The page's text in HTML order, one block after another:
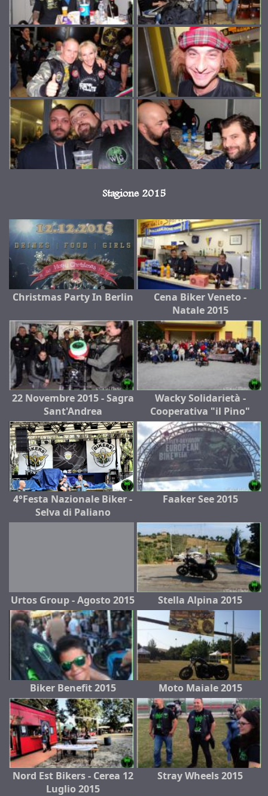
Stagione 2015
Christmas Party In Berlin
Cena Biker Veneto -
Natale 2015
22 Novembre 2015 - Sagra
Sant'Andrea
Wacky Solidarietà -
Cooperativa "il Pino"
4°Festa Nazionale Biker -
Selva di Paliano
Faaker See 2015
Urtos Group - Agosto 2015 Stella Alpina 2015
Biker Benefit 2015 Moto Maiale 2015
Nord Est Bikers - Cerea 12
Luglio 2015
Stray Wheels 2015